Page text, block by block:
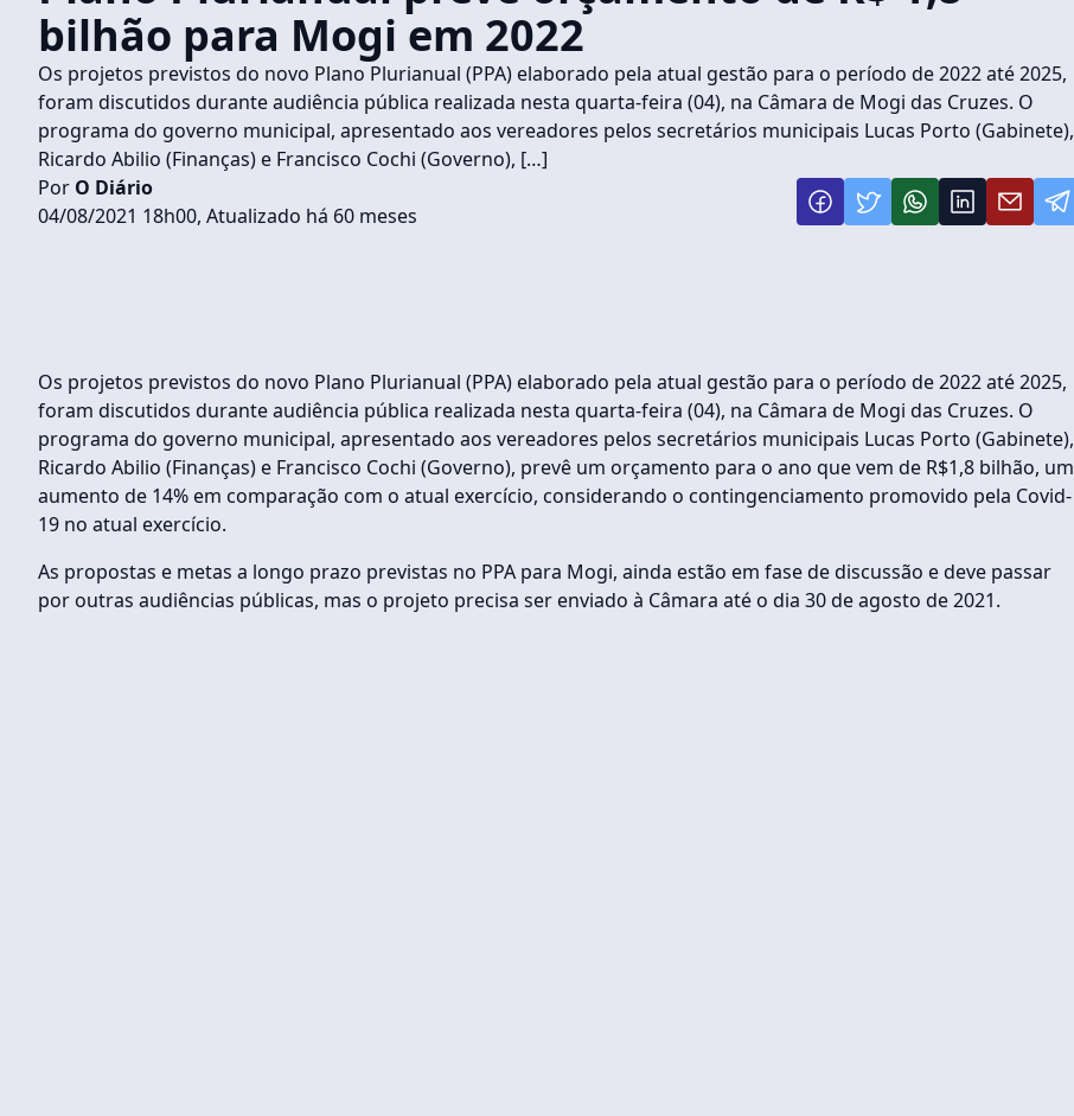
bilhão para Mogi em 2022
Os projetos previstos do novo Plano Plurianual (PPA) elaborado pela atual gestão para o período de 2022 até 2025,
foram discutidos durante audiência pública realizada nesta quarta-feira (04), na Câmara de Mogi das Cruzes. O
programa do governo municipal, apresentado aos vereadores pelos secretários municipais Lucas Porto (Gabinete),
Ricardo Abilio (Finanças) e Francisco Cochi (Governo), […]
Por O Diário
04/08/2021 18h00, Atualizado há 60 meses
Os projetos previstos do novo Plano Plurianual (PPA) elaborado pela atual gestão para o período de 2022 até 2025,
foram discutidos durante audiência pública realizada nesta quarta-feira (04), na Câmara de Mogi das Cruzes. O
programa do governo municipal, apresentado aos vereadores pelos secretários municipais Lucas Porto (Gabinete),
Ricardo Abilio (Finanças) e Francisco Cochi (Governo), prevê um orçamento para o ano que vem de R$1,8 bilhão, um
aumento de 14% em comparação com o atual exercício, considerando o contingenciamento promovido pela Covid-
19 no atual exercício.
As propostas e metas a longo prazo previstas no PPA para Mogi, ainda estão em fase de discussão e deve passar
por outras audiências públicas, mas o projeto precisa ser enviado à Câmara até o dia 30 de agosto de 2021.